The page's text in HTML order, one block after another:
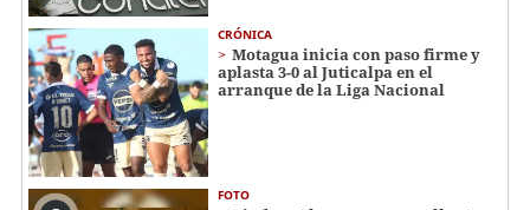
CRÓNICA
Motagua inicia con paso firme y
aplasta 3-0 al Juticalpa en el
arranque de la Liga Nacional
FOTO